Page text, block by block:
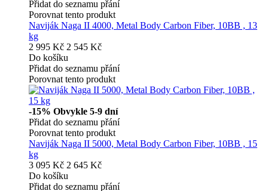
Přidat do seznamu přání
Porovnat tento produkt
Naviják Naga II 4000, Metal Body Carbon Fiber, 10BB , 13
kg
2 995 Kč 2 545 Kč
Do košíku
Přidat do seznamu přání
Porovnat tento produkt
-15% Obvykle 5-9 dní
Přidat do seznamu přání
Porovnat tento produkt
Naviják Naga II 5000, Metal Body Carbon Fiber, 10BB , 15
kg
3 095 Kč 2 645 Kč
Do košíku
Přidat do seznamu přání